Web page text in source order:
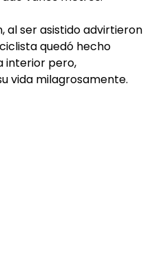
al ser asistido advirtieron
quedó hecho
interior pero,
vida milagrosamente.